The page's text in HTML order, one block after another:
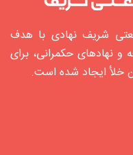
شریف نهادی با هدف
نهادهای حکمرانی، برای
خلأ ایجاد شده‌ است.